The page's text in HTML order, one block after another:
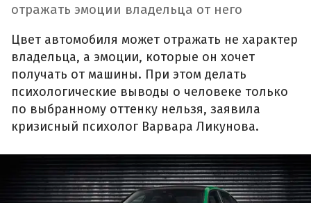
отражать эмоции владельца от него
Цвет автомобиля может отражать не характер
владельца, а эмоции, которые он хочет
получать от машины. При этом делать
психологические выводы о человеке только
по выбранному оттенку нельзя, заявила
кризисный психолог Варвара Ликунова.